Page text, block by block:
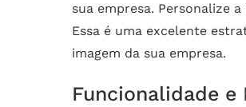
sua empresa. Personalize
Essa é uma excelente
imagem da sua empresa.
Funcionalidade